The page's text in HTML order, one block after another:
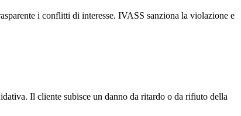
i conflitti di interesse. IVASS sanziona la violazione e
Il cliente subisce un danno da ritardo o da rifiuto della